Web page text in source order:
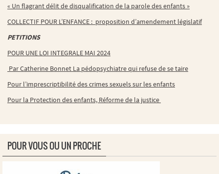
« Un flagrant délit de disqualification de la parole des enfants »
COLLECTIF POUR L’ENFANCE : proposition d’amendement législatif
PETITIONS
POUR UNE LOI INTEGRALE MAI 2024
Par Catherine Bonnet La pédopsychiatre qui refuse de se taire
Pour l’imprescriptibilité des crimes sexuels sur les enfants
Pour la Protection des enfants, Réforme de la justice
POUR VOUS OU UN PROCHE